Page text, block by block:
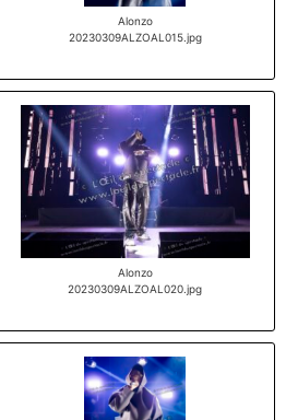
Alonzo
20230309ALZOAL015.jpg
Alonzo
20230309ALZOAL020.jpg